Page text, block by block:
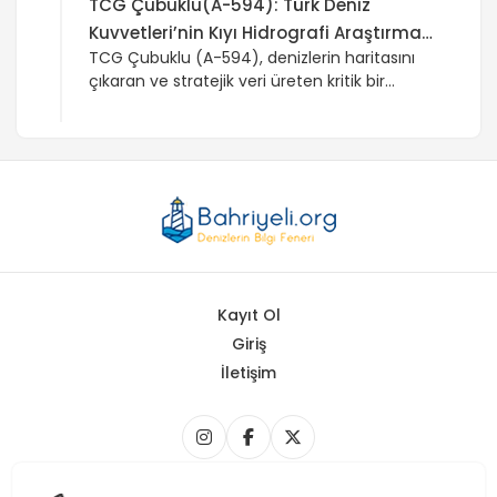
TCG Çubuklu(A-594): Türk Deniz
Kuvvetleri’nin Kıyı Hidrografi Araştırma
Platformu
TCG Çubuklu (A-594), denizlerin haritasını
çıkaran ve stratejik veri üreten kritik bir
Kayıt Ol
Giriş
İletişim